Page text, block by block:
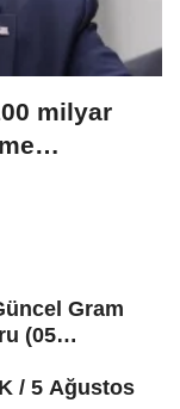
milyar
Gram
(05
/ 5 Ağustos